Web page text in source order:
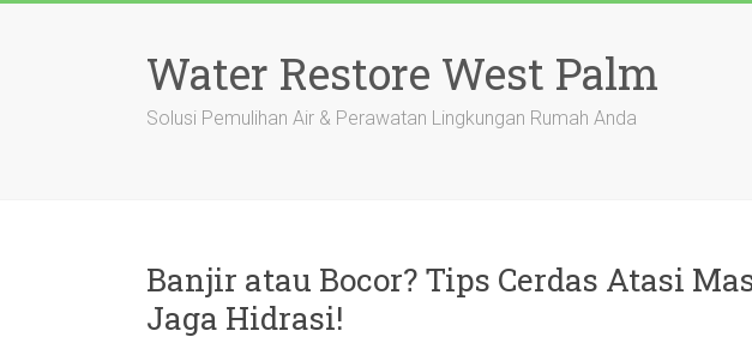
Water Restore West Palm
Solusi Pemulihan Air & Perawatan Lingkungan Rumah Anda
Banjir atau Bocor? Tips Cerdas Atasi
Jaga Hidrasi!